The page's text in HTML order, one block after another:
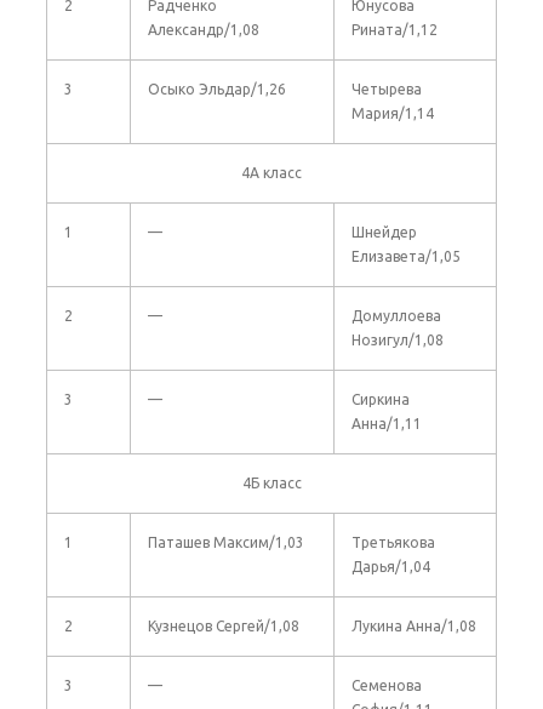
2
Радченко
Александр/1,08
Юнусова
Рината/1,12
3 Осыко Эльдар/1,26
Четырева
Мария/1,14
4А класс
1 —
Шнейдер
Елизавета/1,05
2 —
Домуллоева
Нозигул/1,08
3 —
Сиркина
Анна/1,11
4Б класс
1 Паташев Максим/1,03
Третьякова
Дарья/1,04
2 Кузнецов Сергей/1,08 Лукина Анна/1,08
3 —
Семенова